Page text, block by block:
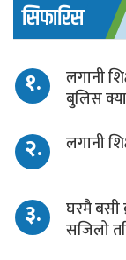
सिफारिस
१.
लगानी
बुलिस
२. लगानी
३.
घरमै बसी
सजिलो